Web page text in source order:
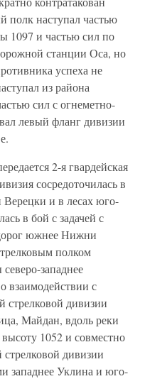
полк наступал частью
1097 и частью сил по
станции Оса, но
успеха не
из района
сил с огнеметно-
левый фланг дивизии
2-я гвардейская
сосредоточилась в
и в лесах юго-
в бой с задачей с
южнее Нижни
полком
западнее
с
стрелковой дивизии
Майдан, вдоль реки
1052 и совместно
дивизии
западнее Уклина и юго-